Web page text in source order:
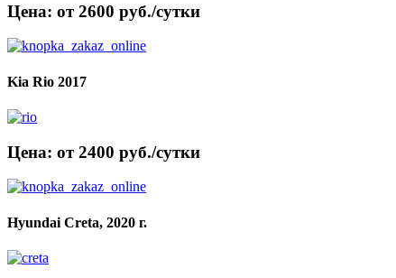
Цена: от 2600 руб./сутки
Kia Rio 2017
Цена: от 2400 руб./сутки
Hyundai Creta, 2020 г.